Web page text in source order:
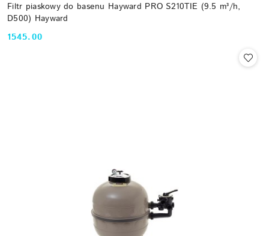
Filtr piaskowy do basenu Hayward PRO S210TIE (9.5 m³/h,
D500) Hayward
Cena:
1545.00